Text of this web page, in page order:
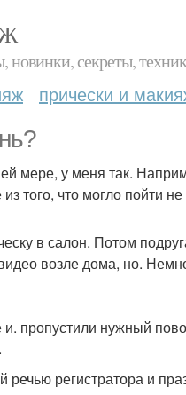
секреты,
прически и
мере, у меня так.
что могло пойти не
в салон. Потом
возле дома, но.
пропустили нужный
регистратора и